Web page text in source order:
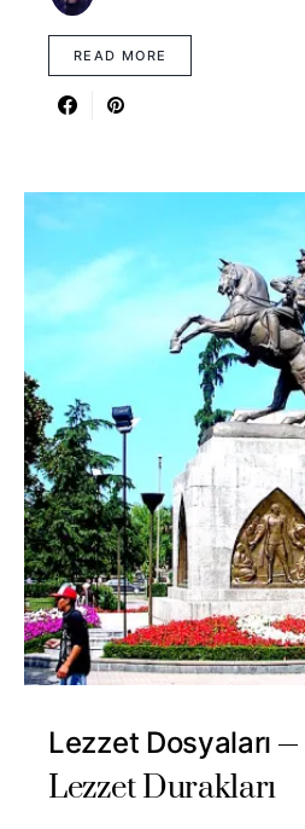
READ MORE
Lezzet Dosyaları
Lezzet Durakları